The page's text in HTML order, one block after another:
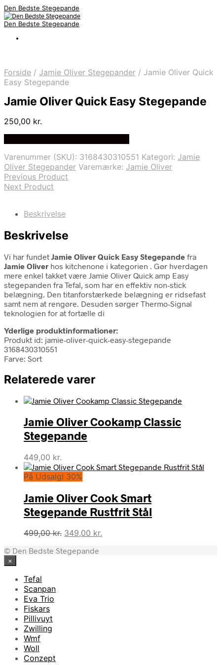
Den Bedste Stegepande
Den Bedste Stegepande
Forside / Jamie Oliver Stegepander / Jamie Oliver Quick
Easy Stegepande
Jamie Oliver Quick Easy Stegepande
250,00 kr.
Varenummer (SKU): 3168430310551 Kategori: Jamie
Oliver Stegepander Varemærke: Jamie Oliver
Previous Product
Next Product
Beskrivelse
Beskrivelse
Vi har fundet Jamie Oliver Quick Easy Stegepande fra
Jamie Oliver hos kitchenone i kategorien . Gør hverdagen
mere enkel takket være Jamie Oliver Quick amp Easy
stegepanden fra Tefal, som har en effektiv non-stick
belægning. Den titanforstærkede belægning er ridsefast
samt nem at rengøre. Desuden sørger Thermo-Signal
teknologien for at fortælle di
Yderlige produktinformationer:
Produkt id: jamie-oliver-quick-easy-stegepande
3168430310551
Farve: Sort
Relaterede varer
Jamie Oliver Cookamp Classic
Stegepande
449,00 kr.
På Udsalg! 30%
Jamie Oliver Cook Smart
Stegepande Rustfrit Stål
499,00kr. Den
pris
349,00 kr.
© Den Bedste Stegepande
×
Tefal
Scanpan
Eva Trio
Fiskars
Pillivuyt
Zwilling
Wmf
Woll
Conzept